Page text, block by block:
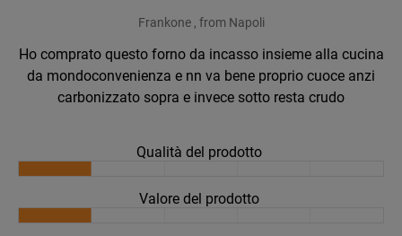
Frankone , from Napoli
Ho comprato questo forno da incasso insieme alla cucina
da mondoconvenienza e nn va bene proprio cuoce anzi
carbonizzato sopra e invece sotto resta crudo
Qualità del prodotto
Valore del prodotto